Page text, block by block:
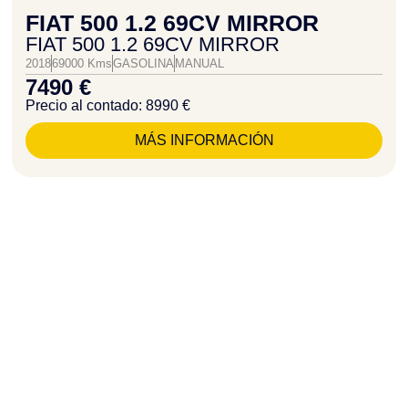
FIAT 500 1.2 69CV MIRROR
FIAT 500 1.2 69CV MIRROR
201869000 KmsGASOLINA MANUAL
7490 €
Precio al contado: 8990 €
MÁS INFORMACIÓN